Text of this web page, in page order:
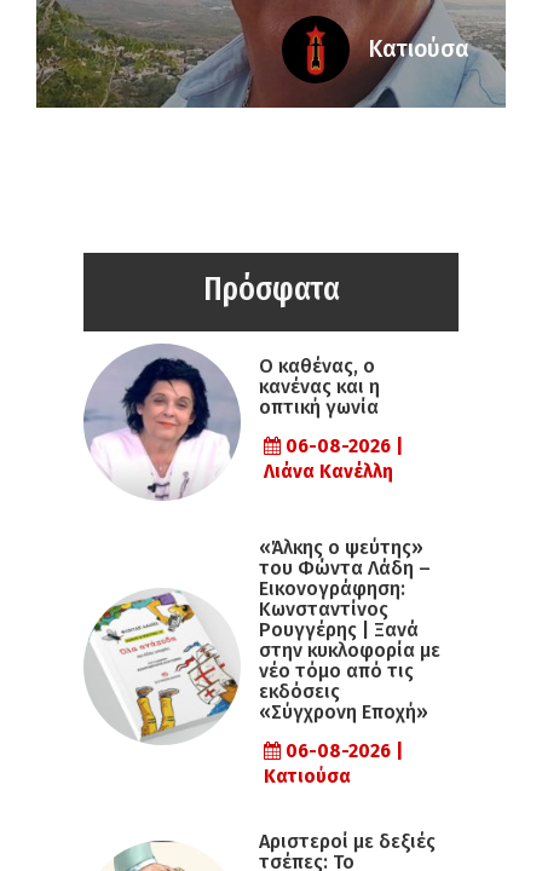
Κατιούσα
Πρόσφατα
Ο καθένας, ο
κανένας και η
οπτική γωνία
06-08-2026 |
Λιάνα Κανέλλη
«Άλκης ο ψεύτης»
του Φώντα Λάδη –
Εικονογράφηση:
Κωνσταντίνος
Ρουγγέρης | Ξανά
στην κυκλοφορία με
νέο τόμο από τις
εκδόσεις
«Σύγχρονη Εποχή»
06-08-2026 |
Κατιούσα
Αριστεροί με δεξιές
τσέπες: Το